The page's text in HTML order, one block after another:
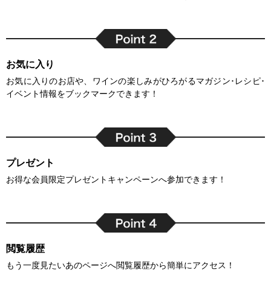
お気に入り
お気に入りのお店や、ワインの楽しみがひろがるマガジン･レシピ･
イベント情報をブックマークできます！
プレゼント
お得な会員限定プレゼントキャンペーンへ参加できます！
閲覧履歴
もう一度見たいあのページへ閲覧履歴から簡単にアクセス！